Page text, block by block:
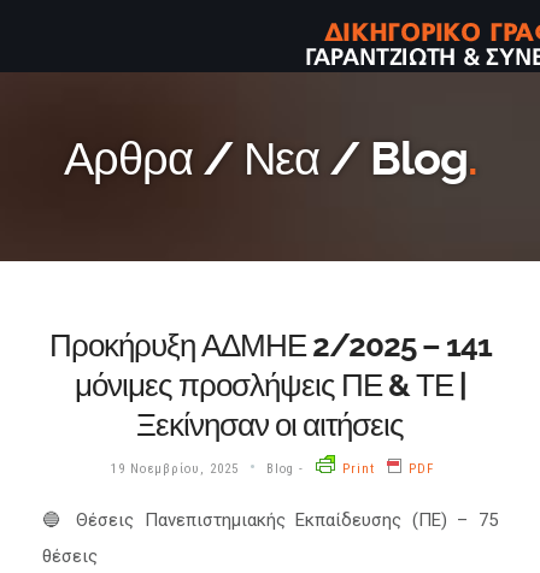
Αρθρα / Νεα / Blog.
Προκήρυξη ΑΔΜΗΕ 2/2025 – 141
μόνιμες προσλήψεις ΠΕ & ΤΕ |
Ξεκίνησαν οι αιτήσεις
19 Νοεμβρίου, 2025 • Blog - Print PDF
🔵 Θέσεις Πανεπιστημιακής Εκπαίδευσης (ΠΕ) – 75
θέσεις